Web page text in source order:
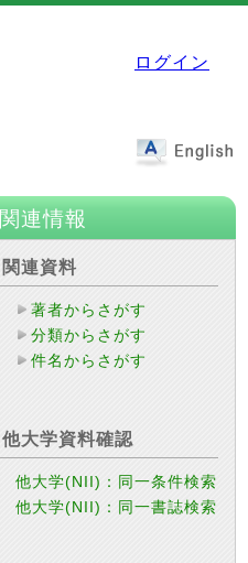
ログイン
関連情報
関連資料
著者からさがす
分類からさがす
件名からさがす
他大学資料確認
他大学(NII)：同一条件検索
他大学(NII)：同一書誌検索